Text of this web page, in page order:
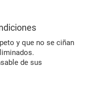
y que no se ciñan
de sus